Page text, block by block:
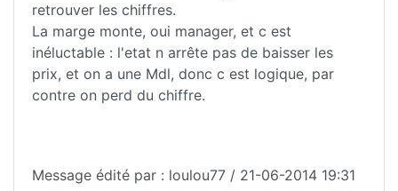
retrouver les chiffres.
La marge monte, oui manager, et c est
inéluctable : l'etat n arrête pas de baisser les
prix, et on a une Mdl, donc c est logique, par
contre on perd du chiffre.
Message édité par : loulou77 / 21-06-2014 19:31